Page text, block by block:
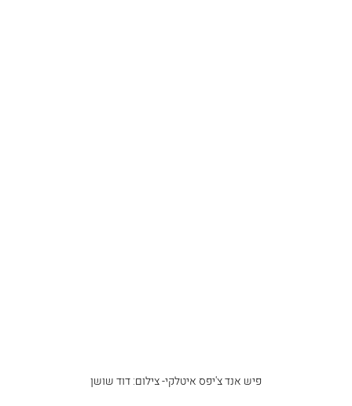
פיש אנד צ'יפס איטלקי- צילום: דוד שושן